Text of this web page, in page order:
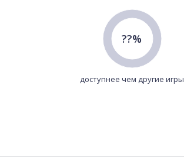
??%
доступнее чем другие игры